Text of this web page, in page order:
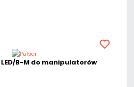
B-M do manipulatorów